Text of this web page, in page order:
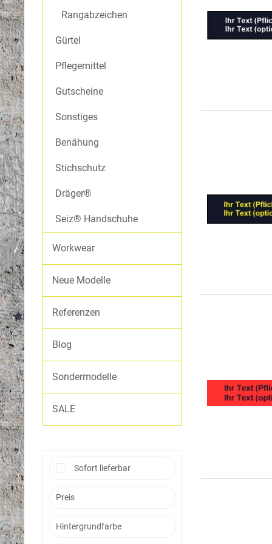
Fleecejacken
Westen
Hosen
Softshelljacken
Westen
Hosen
Hardshell- und Softshelljacke
Hose
ASB
STICHSCHUTZ
DRÄGER®
Rangabzeichen
Gürtel
Pflegemittel
Gutscheine
Sonstiges
Benähung
Stichschutz
Dräger®
Seiz® Handschuhe
Workwear
Neue Modelle
Referenzen
Blog
Sondermodelle
SALE
Sofort lieferbar
Preis
Hintergrundfarbe